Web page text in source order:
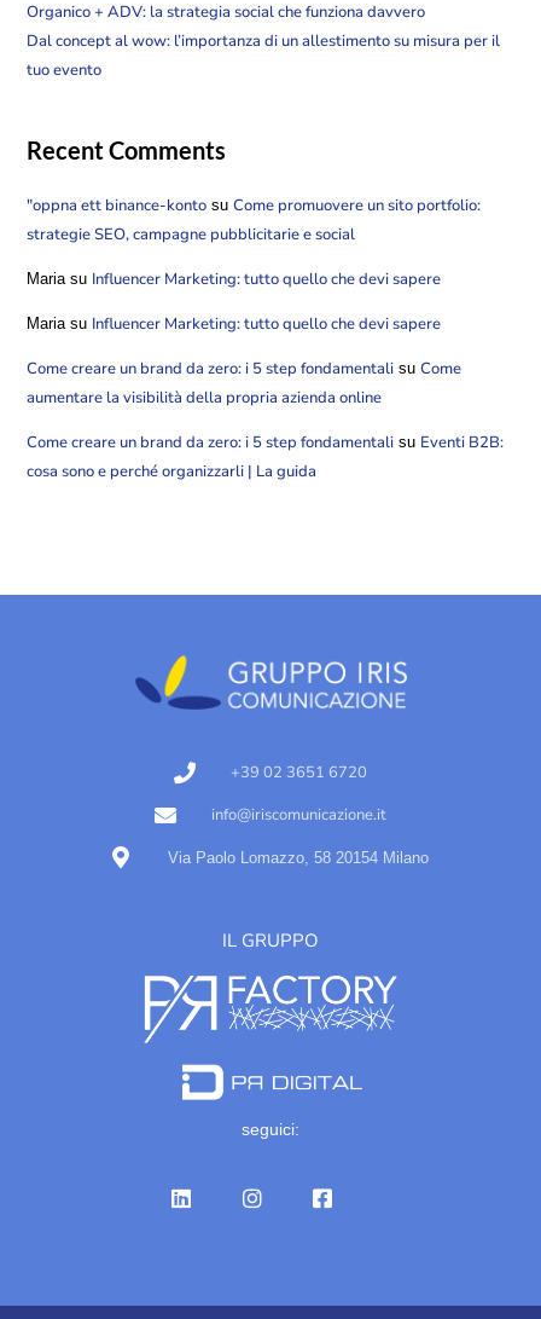
Organico + ADV: la strategia social che funziona davvero
Dal concept al wow: l’importanza di un allestimento su misura per il
tuo evento
Recent Comments
"oppna ett binance-konto suCome promuovere un sito portfolio:
strategie SEO, campagne pubblicitarie e social
Mariasu Influencer Marketing: tutto quello che devi sapere
Mariasu Influencer Marketing: tutto quello che devi sapere
Come creare un brand da zero: i 5 step fondamentali suCome
aumentare la visibilità della propria azienda online
Come creare un brand da zero: i 5 step fondamentali su Eventi B2B:
cosa sono e perché organizzarli | La guida
+39 02 3651 6720
info@iriscomunicazione.it
Via Paolo Lomazzo, 58 20154 Milano
IL GRUPPO
seguici: